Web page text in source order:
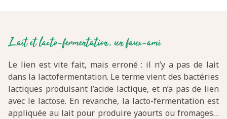
Lait et lacto-fermentation, un faux-ami
Le lien est vite fait, mais erroné : il n’y a pas de lait
dans la lactofermentation. Le terme vient des bactéries
lactiques produisant l’acide lactique, et n’a pas de lien
avec le lactose. En revanche, la lacto-fermentation est
appliquée au lait pour produire yaourts ou fromages…